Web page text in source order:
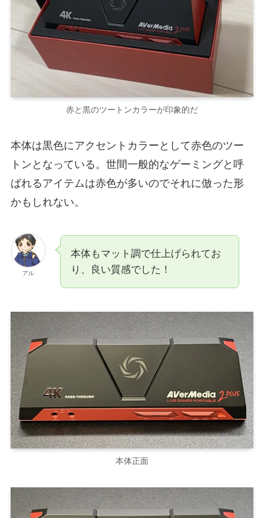
赤と黒のツートンカラーが印象的だ
本体は黒色にアクセントカラーとして赤色のツー
トンとなっている。世間一般的なゲーミングと呼
ばれるアイテムは赤色が多いのでそれに倣った形
かもしれない。
アル
本体もマット調で仕上げられてお
り、良い質感でした！
本体正面